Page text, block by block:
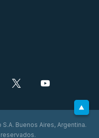
Buenos Aires, Argentina.